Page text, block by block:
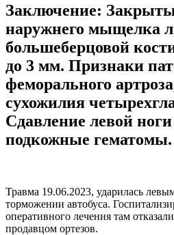
Заключение:
наружнего мыщелка
большеберцовой
до 3 мм. Признаки
феморального
сухожилия
Сдавление левой
подкожные гематомы.
Травма 19.06.2023, ударилась
торможении автобуса.
оперативного лечения там
продавцом ортезов.